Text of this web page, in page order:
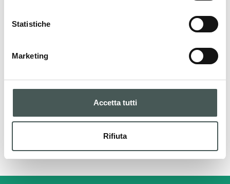
Statistiche
Marketing
Accetta tutti
Rifiuta
esigenza sportiva. Progettati e certificati con
materiali di qualità per garantire sicurezza e
PRODOTTI